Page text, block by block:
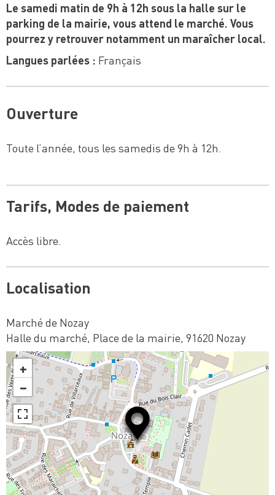
Le samedi matin de 9h à 12h sous la halle sur le
parking de la mairie, vous attend le marché. Vous
pourrez y retrouver notamment un maraîcher local.
Langues parlées : Français
Ouverture
Toute l’année, tous les samedis de 9h à 12h.
Tarifs, Modes de paiement
Accès libre.
Localisation
Marché de Nozay
Halle du marché, Place de la mairie, 91620 Nozay
+
−